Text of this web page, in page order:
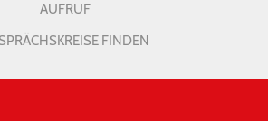
AUFRUF
FINDEN